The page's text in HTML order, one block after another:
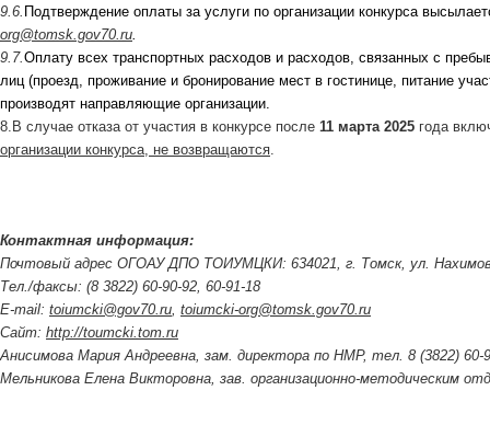
9.6. Подтверждение оплаты за услуги по организации конкурса
org@tomsk.gov70.ru.
9.7.Оплату всех транспортных расходов и расходов, связанных с
лиц (проезд, проживание и бронирование мест в гостинице, питание
производят направляющие организации.
8.В случае отказа от участия в конкурсе после 11 марта 2025 года
организации конкурса, не возвращаются.
Контактная информация:
Почтовый адрес ОГОАУ ДПО ТОИУМЦКИ: 634021, г. Томск, ул.
Тел./факсы: (8 3822) 60-90-92, 60-91-18
E-mail: toiumcki@gov70.ru, toiumcki-org@tomsk.gov70.ru
Сайт: http://toumcki.tom.ru
Анисимова Мария Андреевна, зам. директора по НМР, тел. 8 (3822) 60-
Мельникова Елена Викторовна, зав. организационно-методическим